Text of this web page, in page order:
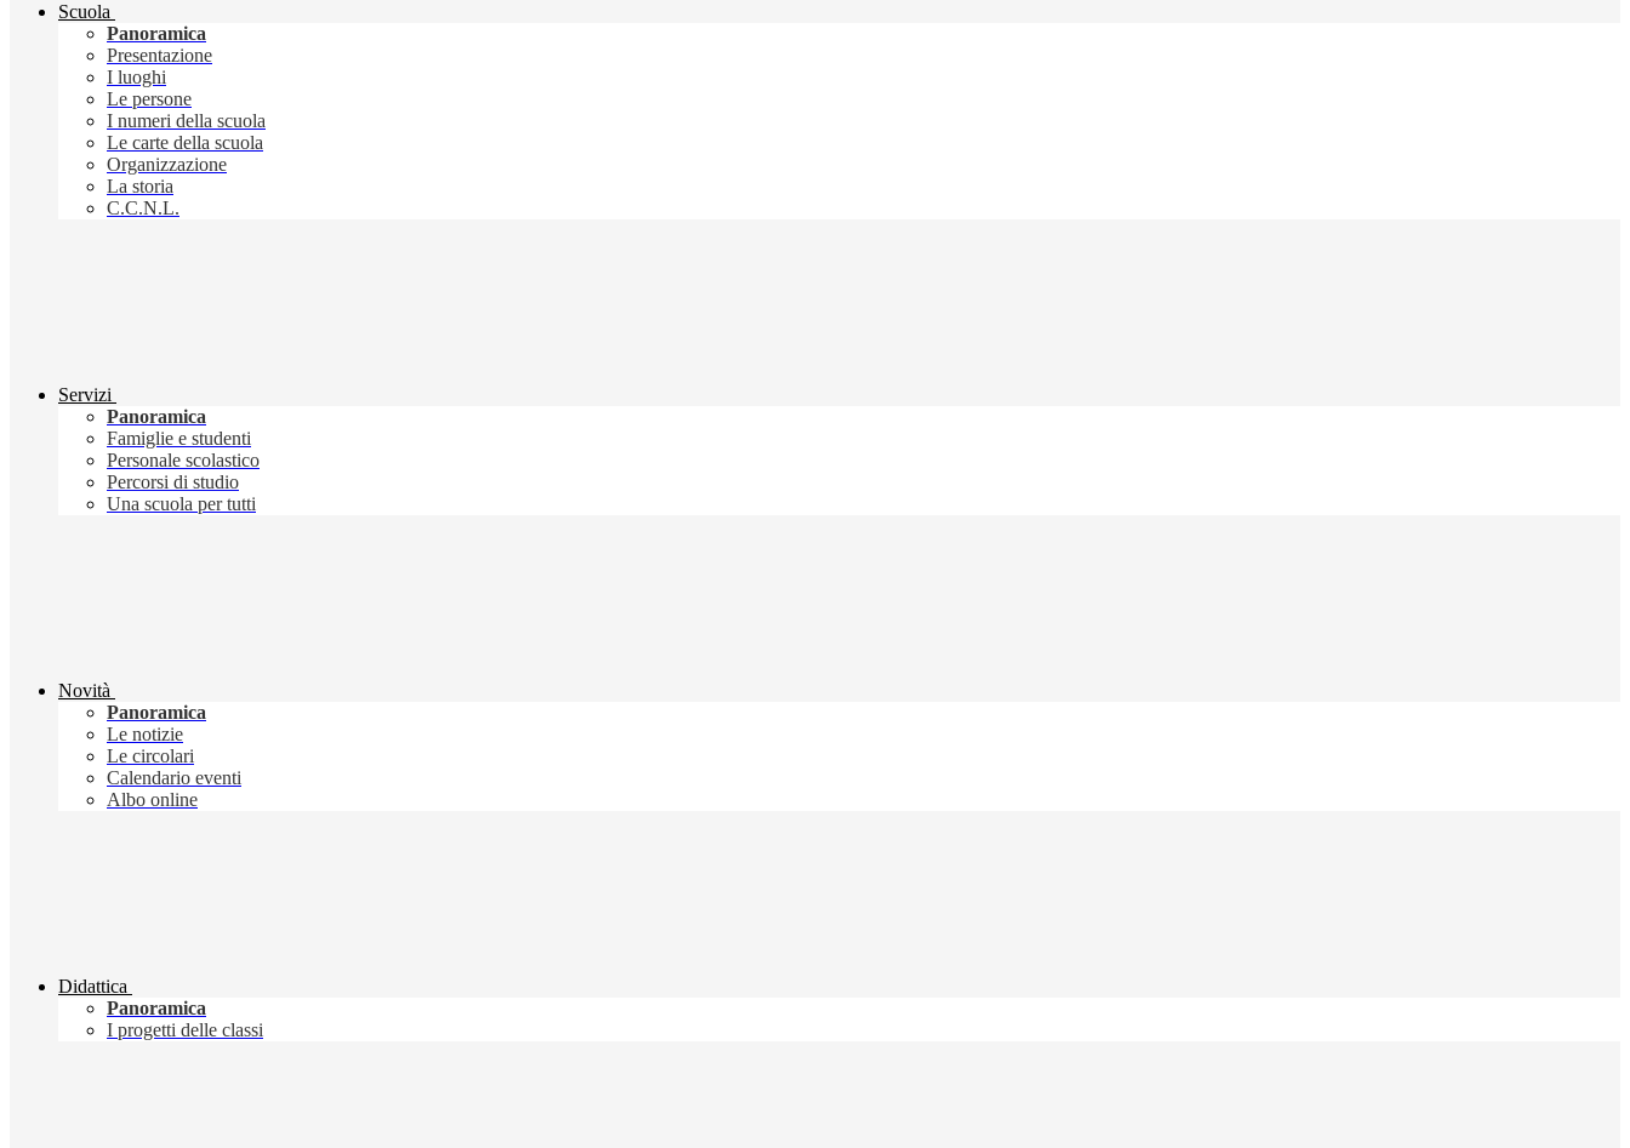
Scuola
Panoramica
Presentazione
I luoghi
Le persone
I numeri della scuola
Le carte della scuola
Organizzazione
La storia
C.C.N.L.
Servizi
Panoramica
Famiglie e studenti
Personale scolastico
Percorsi di studio
Una scuola per tutti
Novità
Panoramica
Le notizie
Le circolari
Calendario eventi
Albo online
Didattica
Panoramica
I progetti delle classi